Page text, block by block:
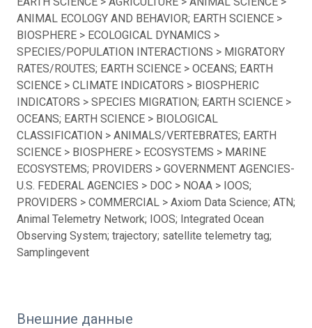
ANIMAL ECOLOGY AND BEHAVIOR; EARTH SCIENCE >
BIOSPHERE > ECOLOGICAL DYNAMICS >
SPECIES/POPULATION INTERACTIONS > MIGRATORY
RATES/ROUTES; EARTH SCIENCE > OCEANS; EARTH
SCIENCE > CLIMATE INDICATORS > BIOSPHERIC
INDICATORS > SPECIES MIGRATION; EARTH SCIENCE >
OCEANS; EARTH SCIENCE > BIOLOGICAL
CLASSIFICATION > ANIMALS/VERTEBRATES; EARTH
SCIENCE > BIOSPHERE > ECOSYSTEMS > MARINE
ECOSYSTEMS; PROVIDERS > GOVERNMENT AGENCIES-
U.S. FEDERAL AGENCIES > DOC > NOAA > IOOS;
PROVIDERS > COMMERCIAL > Axiom Data Science; ATN;
Animal Telemetry Network; IOOS; Integrated Ocean
Observing System; trajectory; satellite telemetry tag;
Samplingevent
Внешние данные